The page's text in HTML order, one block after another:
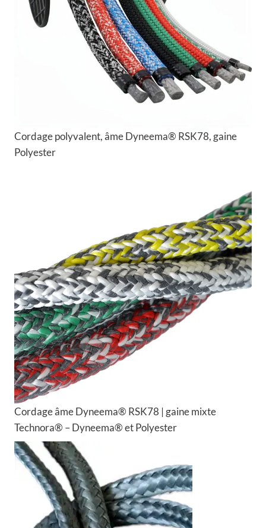
Cordage polyvalent, âme Dyneema® RSK78, gaine
Polyester
Cordage âme Dyneema® RSK78 | gaine mixte
Technora® – Dyneema® et Polyester